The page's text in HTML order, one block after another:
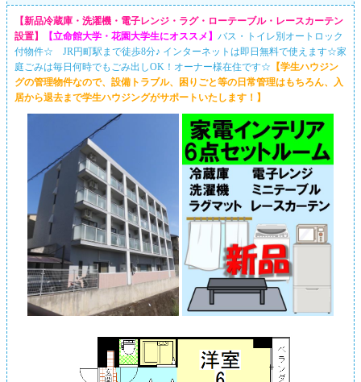
【新品冷蔵庫・洗濯機・電子レンジ・ラグ・ローテーブル・レースカーテン
設置】
【立命館大学・花園大学生にオススメ】 バス・トイレ別オートロック
付物件☆ JR円町駅まで徒歩8分♪ インターネットは即日無料で使えます☆家
庭ごみは毎日何時でもごみ出しOK！オーナー様在住です☆ 【学生ハウジン
グの管理物件なので、設備トラブル、困りごと等の日常管理はもちろん、入
居から退去まで学生ハウジングがサポートいたします！】